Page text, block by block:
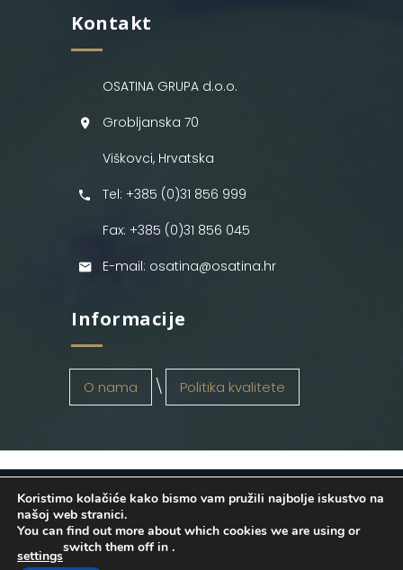
Kontakt
OSATINA GRUPA d.o.o.
Grobljanska 70
Viškovci, Hrvatska
Tel: +385 (0)31 856 999
Fax: +385 (0)31 856 045
E-mail: osatina@osatina.hr
Informacije
O nama Politika kvalitete
OSATINA GRUPA d.o.o. 2026
. Configured
byINFOS Osijek. Sva prava pridržana.
Koristimo kolačiće kako bismo vam pružili najbolje iskustvo na
našoj web stranici.
You can find out more about which cookies we are using or
switch them off in
settings
.